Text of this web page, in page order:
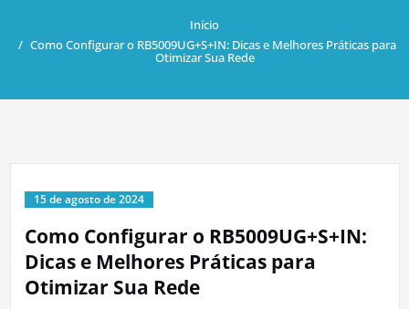
Início
Como Configurar o RB5009UG+S+IN: Dicas e Melhores Práticas para
Otimizar Sua Rede
15 de agosto de 2024
Como Configurar o RB5009UG+S+IN:
Dicas e Melhores Práticas para
Otimizar Sua Rede